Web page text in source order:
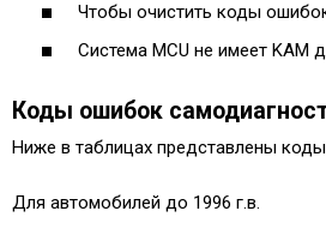
Чтобы очистить коды
Система MCU не имеет KAM
Коды ошибок
Ниже в таблицах представлены
Для автомобилей до 1996 г.в.